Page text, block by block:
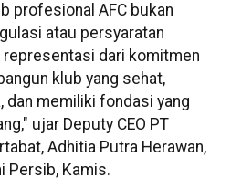
profesional AFC bukan
atau persyaratan
dari komitmen
klub yang sehat,
dan memiliki fondasi yang
ujar Deputy CEO PT
Adhitia Putra Herawan,
Persib, Kamis.